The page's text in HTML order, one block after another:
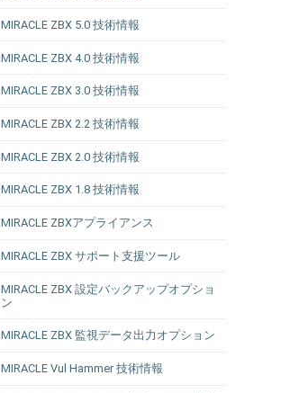
MIRACLE ZBX 5.0 技術情報
MIRACLE ZBX 4.0 技術情報
MIRACLE ZBX 3.0 技術情報
MIRACLE ZBX 2.2 技術情報
MIRACLE ZBX 2.0 技術情報
MIRACLE ZBX 1.8 技術情報
MIRACLE ZBXアプライアンス
MIRACLE ZBX サポート支援ツール
MIRACLE ZBX 設定バックアップオプショ
ン
MIRACLE ZBX 監視データ出力オプション
MIRACLE Vul Hammer 技術情報